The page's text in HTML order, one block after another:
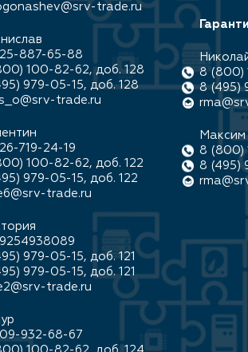
trade.ru
887-65-88
100-82-62, доб. 128
979-05-15, доб. 128
trade.ru
719-24-19
100-82-62, доб. 122
979-05-15, доб. 122
trade.ru
979-05-15, доб. 121
979-05-15, доб. 121
trade.ru
932-68-67
8 (800)
8 (495)
Максим
8 (800)
8 (495)